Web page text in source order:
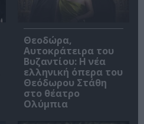
Θεοδώρα,
Αυτοκράτειρα του
Βυζαντίου: Η νέα
ελληνική όπερα του
Θεόδωρου Στάθη
στο θέατρο
Ολύμπια